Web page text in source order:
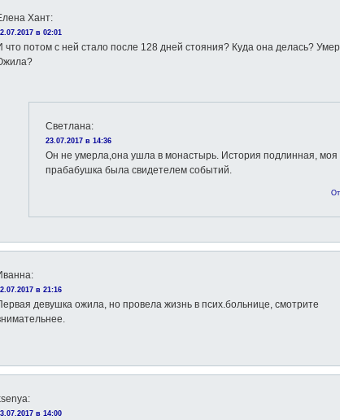
Хант:
в 02:01
что потом с ней стало после 128 дней стояния? Куда она делась?
Светлана:
23.07.2017 в 14:36
Он не умерла,она ушла в монастырь. История подлинная, моя
прабабушка была свидетелем событий.
:
в 21:16
девушка ожила, но провела жизнь в псих.больнице, смотрите
:
в 14:00